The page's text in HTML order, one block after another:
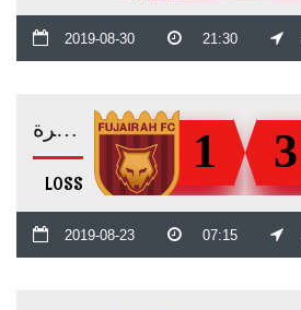
2019-08-30 21:30
1 الفجيرة
LOSS
3
2019-08-23 07:15